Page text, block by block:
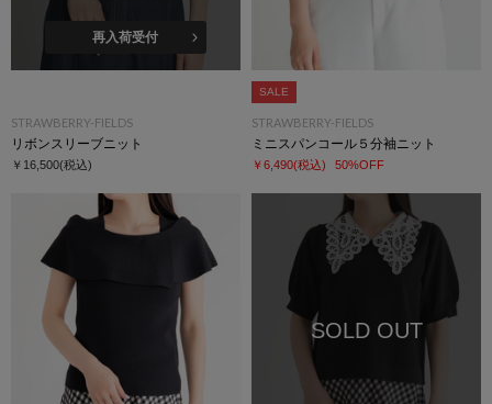
再入荷受付
STRAWBERRY-FIELDS
リボンスリーブニット
￥16,500(税込)
SALE
STRAWBERRY-FIELDS
ミニスパンコール５分袖ニット
￥6,490(税込) 50%OFF
SOLD OUT